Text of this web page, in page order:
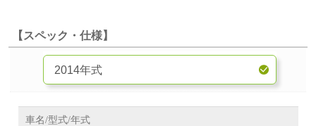
【スペック・仕様】
車名/型式/年式